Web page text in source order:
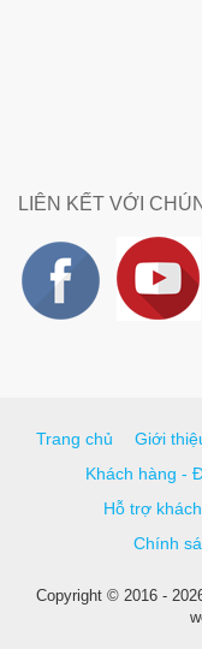
LIÊN KẾT VỚI
Trang chủ Giới
Khách hàng -
Hỗ trợ
Chính
Copyright © 2016 -